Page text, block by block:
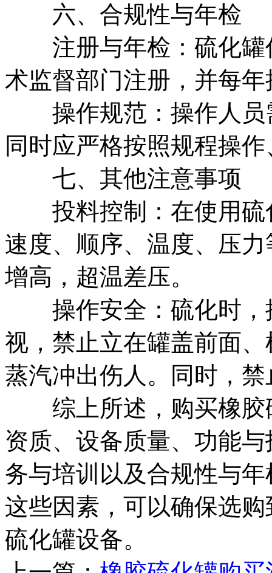
六、合规性与年检
注册与年检：硫化罐
术监督部门注册，并每
操作规范：操作人员
同时应严格按照规程操
七、其他注意事项
投料控制：在使用硫
速度、顺序、温度、压
增高，超温差压。
操作安全：硫化时，
视，禁止立在罐盖前面
蒸汽冲出伤人。同时，
综上所述，购买橡胶
资质、设备质量、功能
务与培训以及合规性与
这些因素，可以确保选
硫化罐设备。